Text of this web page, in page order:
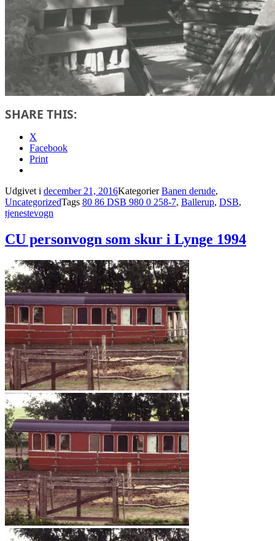
SHARE THIS:
X
Facebook
Print
Udgivet i december 21, 2016KategorierBanen derude,
UncategorizedTags 80 86 DSB 980 0 258-7, Ballerup, DSB,
tjenestevogn
CU personvogn som skur i Lynge 1994